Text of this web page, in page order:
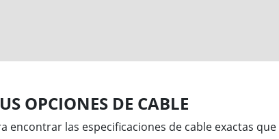
OPCIONES DE CABLE
encontrar las especificaciones de cable exactas que